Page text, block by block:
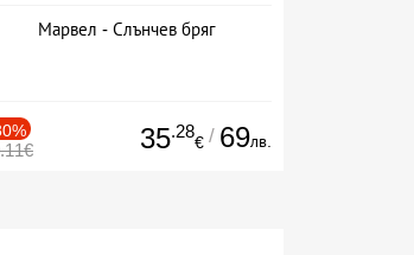
Марвел - Слънчев бряг
35.28
€ / 69лв.